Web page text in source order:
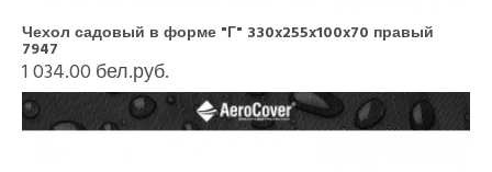
Чехол садовый в форме "Г" 330x255x100x70 правый
7947
1 034.00 бел.руб.